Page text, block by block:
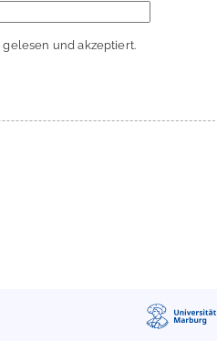
gelesen und akzeptiert.